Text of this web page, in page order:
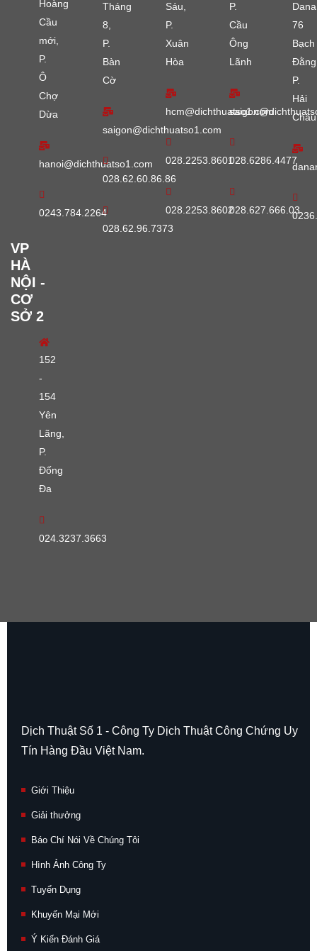
Hoàng
Cầu
mới,
P.
Ô
Chợ
Dừa
hanoi@dichthuatso1.com
0243.784.2264
VP
HÀ
NỘI -
CƠ
SỞ 2
152
-
154
Yên
Lãng,
P.
Đống
Đa
024.3237.3663
Tháng
8,
P.
Bàn
Cờ
saigon@dichthuatso1.com
028.62.60.86.86
028.62.96.7373
Sáu,
P.
Xuân
Hòa
hcm@dichthuatso1.com
028.2253.8601
028.2253.8602
P.
Cầu
Ông
Lãnh
028.6286.4477
028.627.666.03
76
Bạch
P.
Hải
Châu
Dịch Thuật Số 1 - Công Ty Dịch Thuật Công Chứng Uy
Tín Hàng Đầu Việt Nam.
Giới Thiệu
Giải thưởng
Báo Chí Nói Về Chúng Tôi
Hình Ảnh Công Ty
Tuyển Dụng
Khuyến Mại Mới
Ý Kiến Đánh Giá